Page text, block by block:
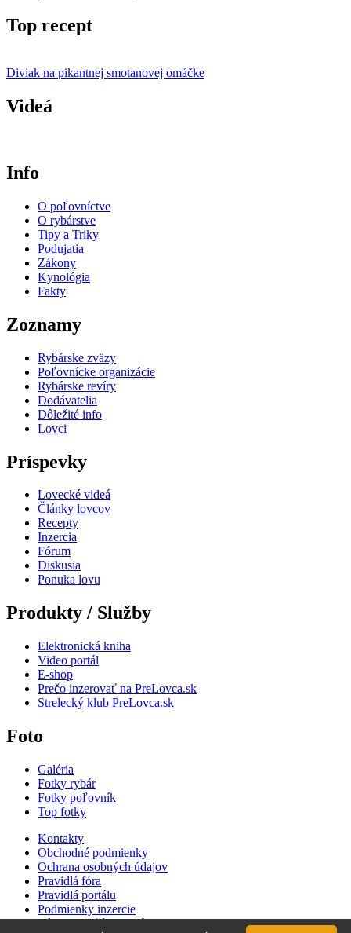
Top recept
Diviak na pikantnej smotanovej omáčke
Videá
Info
O poľovníctve
O rybárstve
Tipy a Triky
Podujatia
Zákony
Kynológia
Fakty
Zoznamy
Rybárske zväzy
Poľovnícke organizácie
Rybárske revíry
Dodávatelia
Dôležité info
Lovci
Príspevky
Lovecké videá
Články lovcov
Recepty
Inzercia
Fórum
Diskusia
Ponuka lovu
Produkty / Služby
Elektronická kniha
Video portál
E-shop
Prečo inzerovať na PreLovca.sk
Strelecký klub PreLovca.sk
Foto
Galéria
Fotky rybár
Fotky poľovník
Top fotky
Kontakty
Obchodné podmienky
Ochrana osobných údajov
Pravidlá fóra
Pravidlá portálu
Podmienky inzercie
Zásady používania súborov cookie